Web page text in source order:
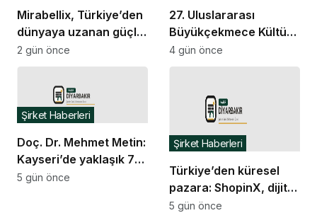
Mirabellix, Türkiye’den
dünyaya uzanan güçlü
büyümesini sürdürüyor
2 gün önce
27. Uluslararası
Büyükçekmece Kültür
ve Sanat Festivali’ne
görkemli final
4 gün önce
Doç. Dr. Mehmet Metin:
Kayseri’de yaklaşık 7
bin rinoplasti ameliyatı
Şirket Haberleri
5 gün önce
Türkiye’den küresel
pazara: ShopinX, dijital
ekonomi ile gerçek
Şirket Haberleri
5 gün önce